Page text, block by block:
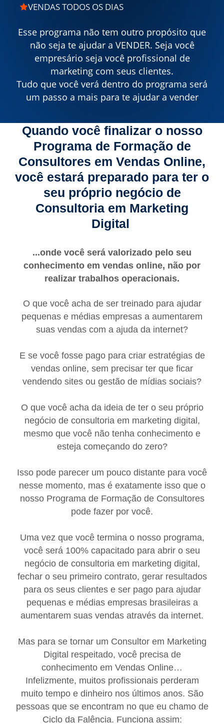
VENDAS TODOS OS DIAS
Esse programa não tem outro propósito que
não seja te ajudar a VENDER. Seja você
empresário seja você profissional de
marketing com seus clientes.
Tudo que você verá dentro do programa será
um passo a mais para te ajudar a vender
Quando você finalizar o nosso
Programa de Formação de
Consultores em Vendas Online,
você estará preparado para ter o
seu próprio negócio de
Consultoria em Marketing
Digital
...onde você será valorizado pelo seu
conhecimento em vendas online, não por
realizar trabalhos operacionais.
O que você acha de ser treinado para ajudar
pequenas e médias empresas a aumentarem
suas vendas com a ajuda da internet?
E se você fosse pago para criar estratégias de
vendas online, sem precisar ter que ficar
vendendo sites ou gestão de mídias sociais?
O que você acha da ideia de ter o seu próprio
negócio de consultoria em marketing digital,
mesmo que você não tenha conhecimento e
esteja começando do zero?
Isso pode parecer um pouco distante para você
nesse momento, mas é exatamente isso que o
nosso Programa de Formação de Consultores
pode fazer por você.
Uma vez que você termina o nosso programa,
você será 100% capacitado para abrir o seu
negócio de consultoria em marketing digital,
fechar o seu primeiro contrato, gerar resultados
para os seus clientes e ser pago para ajudar
pequenas e médias empresas brasileiras a
aumentarem suas vendas através da internet.
Mas para se tornar um Consultor em Marketing
Digital respeitado, você precisa de
conhecimento em Vendas Online…
Infelizmente, muitos profissionais perderam
muito tempo e dinheiro nos últimos anos. São
pessoas que se encontram no que eu chamo de
Ciclo da Falência. Funciona assim: